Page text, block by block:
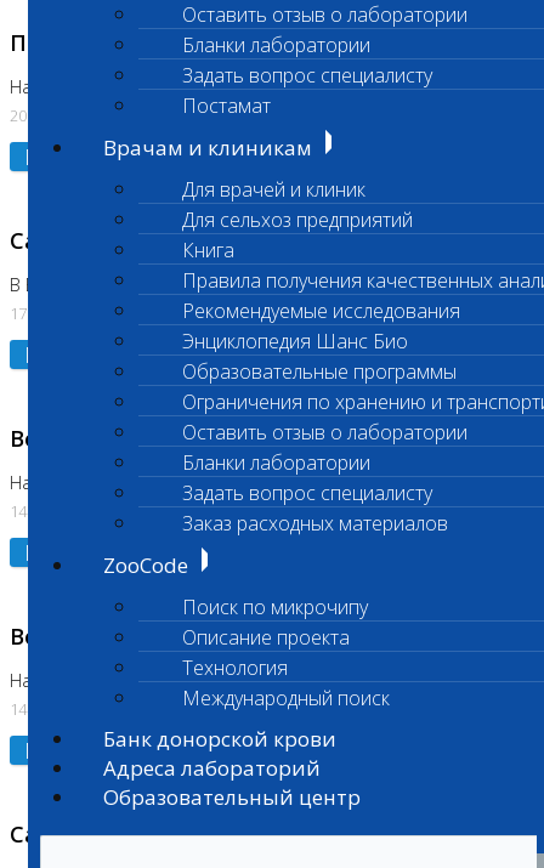
Оставить отзыв о лаборатории
Бланки лаборатории
Задать вопрос специалисту
Постамат
Врачам и клиникам
Для врачей и клиник
Для сельхоз предприятий
Книга
Правила получения качественных
Рекомендуемые исследования
Энциклопедия Шанс Био
Образовательные программы
Ограничения по хранению и
Оставить отзыв о лаборатории
Бланки лаборатории
Задать вопрос специалисту
Заказ расходных материалов
ZooCode
Поиск по микрочипу
Описание проекта
Технология
Международный поиск
Банк донорской крови
Адреса лабораторий
Образовательный центр
Приостановлено выполнение исследования
На Нагорной
20.07.2026
Подробнее
Санитарный день
В Бутово
17.07.2026
Подробнее
Возобновлено выполнение исследования
На Нагорной (Код 961, 962)
14.07.2026
Подробнее
Возобновлено выполнение исследования
На Нагорной (Код 157)
14.07.2026
Подробнее
Санитарный день